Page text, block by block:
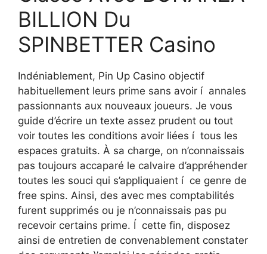
BILLION Du
SPINBETTER Casino
Indéniablement, Pin Up Casino objectif
habituellement leurs prime sans avoir í annales
passionnants aux nouveaux joueurs. Je vous
guide d’écrire un texte assez prudent ou tout
voir toutes les conditions avoir liées í tous les
espaces gratuits. À sa charge, on n’connaissais
pas toujours accaparé le calvaire d’appréhender
toutes les souci qui s’appliquaient í ce genre de
free spins. Ainsi, des avec mes comptabilités
furent supprimés ou je n’connaissais pas pu
recevoir certains prime. Í cette fin, disposez
ainsi de entretien de convenablement constater